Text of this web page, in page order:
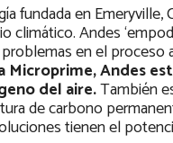
fundada en
climático. Andes
en el proceso
Microprime, Andes
del aire.También
de carbono
tienen el